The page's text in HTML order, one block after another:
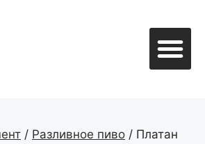
/ Разливное пиво / Платан